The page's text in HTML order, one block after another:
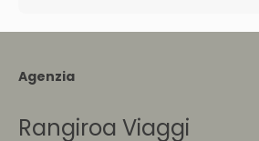
Agenzia
Rangiroa Viaggi